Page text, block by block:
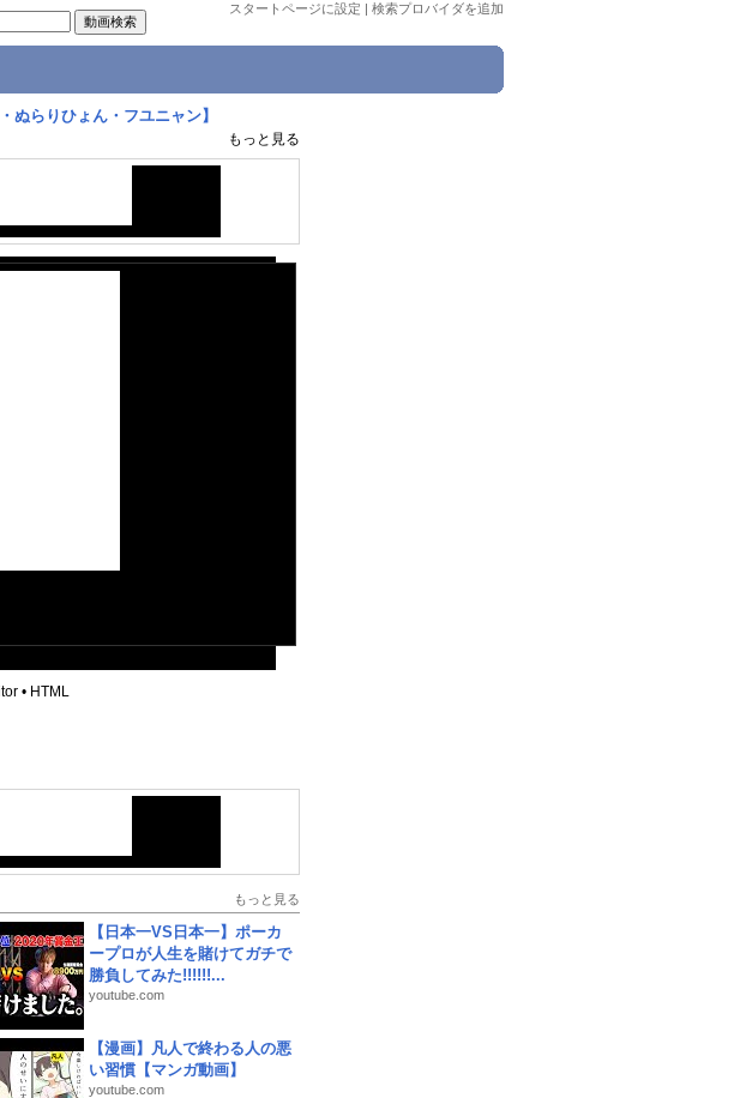
スタートページに設定 | 検索プロバイダを追加
ぬらりひょん・フユニャン】
もっと見る
• HTML
もっと見る
【日本一VS日本一】ポーカ
ープロが人生を賭けてガチで
勝負してみた!!!!!!...
youtube.com
【漫画】凡人で終わる人の悪
い習慣【マンガ動画】
youtube.com